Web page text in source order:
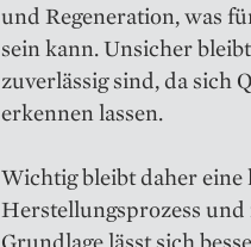
und Regeneration, was
sein kann. Unsicher
zuverlässig sind, da sich
erkennen lassen.
Wichtig bleibt daher
Herstellungsprozess